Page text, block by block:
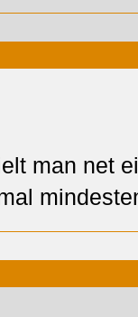
man net